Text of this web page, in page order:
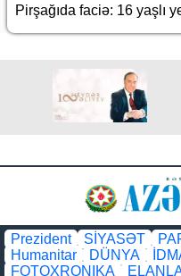
Pirşağıda faciə: 16 yaşlı
Prezident SİYASƏT
Humanitar
DÜNYA
FOTOXRONIKA